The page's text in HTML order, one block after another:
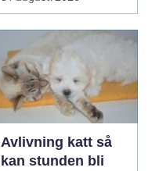
Avlivning katt så
kan stunden bli